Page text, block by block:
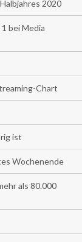
2020
bei Media
Chart
ist
Wochenende
als 80.000